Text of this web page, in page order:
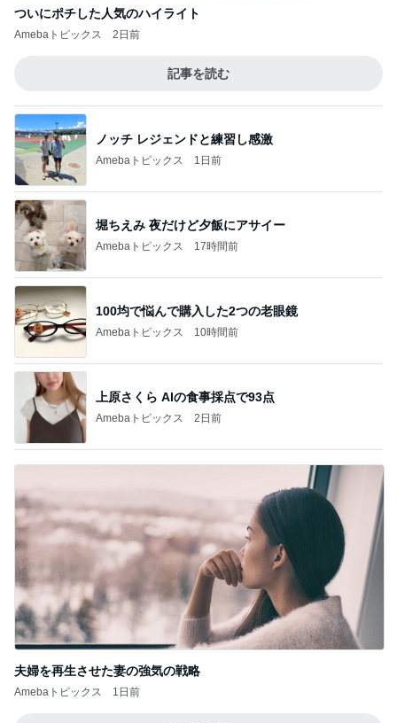
ついにポチした人気のハイライト
Amebaトピックス 2日前
記事を読む
ノッチ レジェンドと練習し感激
Amebaトピックス 1日前
堀ちえみ 夜だけど夕飯にアサイー
Amebaトピックス 17時間前
100均で悩んで購入した2つの老眼鏡
Amebaトピックス 10時間前
上原さくら AIの食事採点で93点
Amebaトピックス 2日前
夫婦を再生させた妻の強気の戦略
Amebaトピックス 1日前